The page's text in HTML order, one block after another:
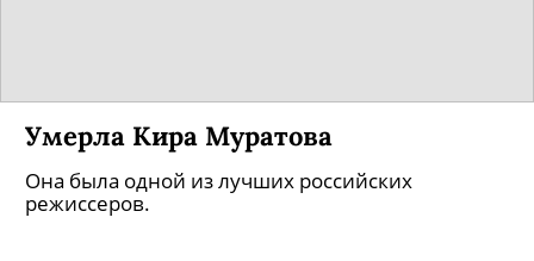
Умерла Кира Муратова
Она была одной из лучших российских
режиссеров.